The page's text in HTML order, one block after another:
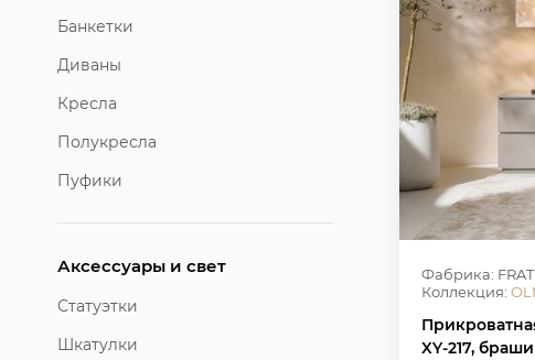
Банкетки
Диваны
Кресла
Полукресла
Пуфики
Аксессуары и свет
Статуэтки
Шкатулки
Фабрика:
Коллекция:
XY-217,